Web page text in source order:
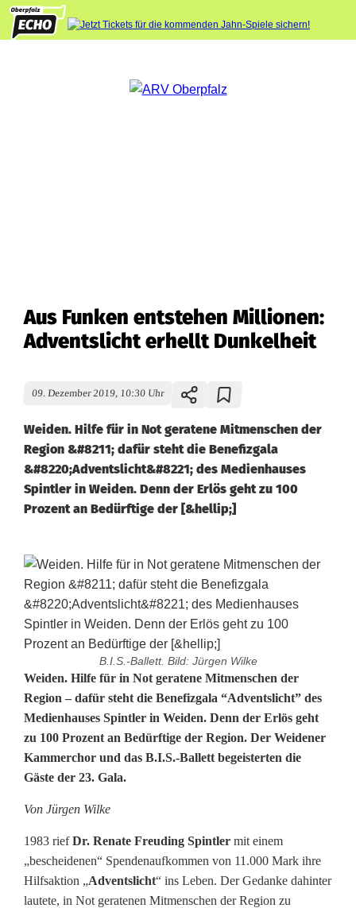
Aus Funken entstehen Millionen:
Adventslicht erhellt Dunkelheit
09. Dezember 2019, 10:30 Uhr
Weiden. Hilfe für in Not geratene Mitmenschen der
Region &#8211; dafür steht die Benefizgala
&#8220;Adventslicht&#8221; des Medienhauses
Spintler in Weiden. Denn der Erlös geht zu 100
Prozent an Bedürftige der [&hellip;]
B.I.S.-Ballett. Bild: Jürgen Wilke
A
u
s
F
u
n
k
e
Weiden. Hilfe für in Not geratene Mitmenschen der
Region – dafür steht die Benefizgala “Adventslicht” des
Medienhauses Spintler in Weiden. Denn der Erlös geht
zu 100 Prozent an Bedürftige der Region. Der Weidener
Kammerchor und das B.I.S.-Ballett begeisterten die
Gäste der 23. Gala.
Von Jürgen Wilke
1983 riefDr. Renate Freuding Spintler mit einem
„bescheidenen“ Spendenaufkommen von 11.000 Mark ihre
Hilfsaktion „Adventslicht“ ins Leben. Der Gedanke dahinter
lautete, in Not geratenen Mitmenschen der Region zu